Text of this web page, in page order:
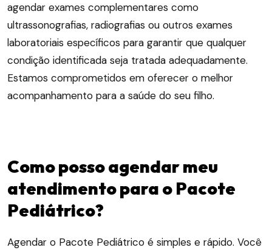
agendar exames complementares como
ultrassonografias, radiografias ou outros exames
laboratoriais específicos para garantir que qualquer
condição identificada seja tratada adequadamente.
Estamos comprometidos em oferecer o melhor
acompanhamento para a saúde do seu filho.
Como posso agendar meu
atendimento para o Pacote
Pediátrico?
Agendar o Pacote Pediátrico é simples e rápido. Você